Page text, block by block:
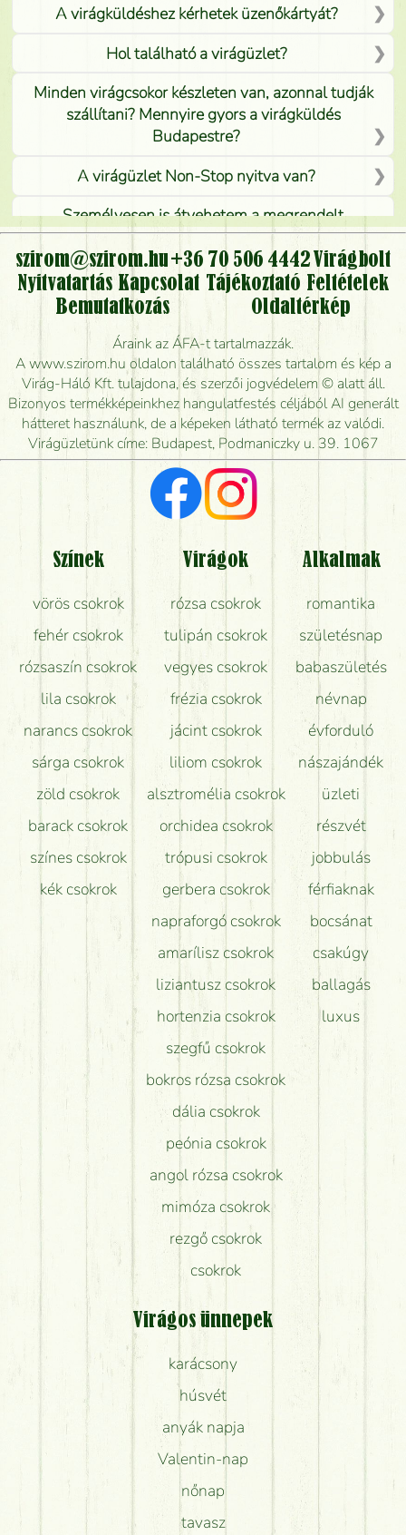
A virágküldéshez kérhetek üzenőkártyát?
Hol található a virágüzlet?
Minden virágcsokor készleten van, azonnal tudják
szállítani? Mennyire gyors a virágküldés
Budapestre?
A virágüzlet Non-Stop nyitva van?
Személyesen is átvehetem a megrendelt
virágcsokrot, vagy csak virágküldéssel, kiszállítással
kérhető?
Vidékre is lehet rendelni?
Meddig rendelhetek virágküldést úgy, hogy még ma
kiszállítsák?
Mennyire gyorsan tudják elkészíteni a csokrot, és
mikor tudják leghamarabb kiszállítani?
Vörös rózsát keresek, van önöknél?
Milyen visszajelzést kapok a virágküldésről?
Tényleg azt kapom, ami a képen van?
Mit kell tudni a virágcsokrok szállításáról?
Hogy marad a lehető legtovább friss a csokor?
Tudok adventi koszorút vásárolni boltban?
szirom@szirom.hu +36 70 506 4442 Virágbolt
Nyitvatartás Kapcsolat Tájékoztató Feltételek
Bemutatkozás
Oldaltérkép
Áraink az ÁFA-t tartalmazzák.
A www.szirom.hu oldalon található összes tartalom és kép a
Virág-Háló Kft. tulajdona, és szerzői jogvédelem © alatt áll.
Bizonyos termékképeinkhez hangulatfestés céljából AI generált
hátteret használunk, de a képeken látható termék az valódi.
Virágüzletünk címe: Budapest, Podmaniczky u. 39. 1067
Színek
vörös csokrok
fehér csokrok
rózsaszín csokrok
lila csokrok
narancs csokrok
sárga csokrok
zöld csokrok
barack csokrok
színes csokrok
kék csokrok
Virágok
rózsa csokrok
tulipán csokrok
vegyes csokrok
frézia csokrok
jácint csokrok
liliom csokrok
alsztromélia csokrok
orchidea csokrok
trópusi csokrok
gerbera csokrok
napraforgó csokrok
amarílisz csokrok
liziantusz csokrok
hortenzia csokrok
szegfű csokrok
bokros rózsa csokrok
dália csokrok
peónia csokrok
angol rózsa csokrok
mimóza csokrok
rezgő csokrok
csokrok
Alkalmak
romantika
születésnap
babaszületés
névnap
évforduló
nászajándék
üzleti
részvét
jobbulás
férfiaknak
bocsánat
csakúgy
ballagás
luxus
Virágos ünnepek
karácsony
húsvét
anyák napja
Valentin-nap
nőnap
tavasz